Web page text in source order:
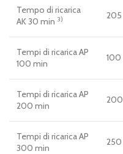
Tempo di ricarica
AK 30 min 3) 205
Tempi di ricarica AP
100 min
100
Tempi di ricarica AP
200 min
200
Tempi di ricarica AP
300 min
250